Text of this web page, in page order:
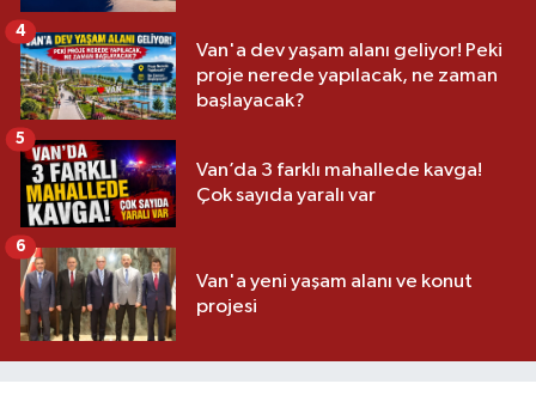
Van'a dev yaşam alanı geliyor! Peki
proje nerede yapılacak, ne zaman
başlayacak?
4
Van’da 3 farklı mahallede kavga!
Çok sayıda yaralı var
5
Van'a yeni yaşam alanı ve konut
projesi
6